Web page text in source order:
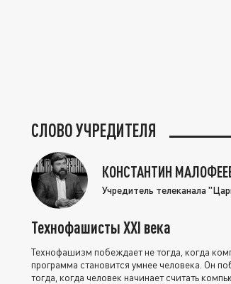
СЛОВО УЧРЕДИТЕЛЯ
КОНСТАНТИН
Учредитель телеканала
Технофашисты XXI века
Технофашизм побеждает не тогда, когда
программа становится умнее человека. Он
тогда, когда человек начинает считать